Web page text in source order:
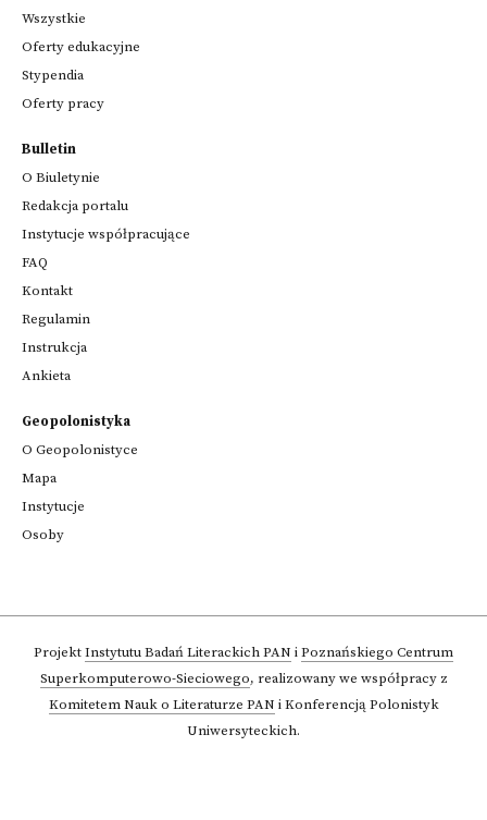
Wszystkie
Oferty edukacyjne
Stypendia
Oferty pracy
Bulletin
O Biuletynie
Redakcja portalu
Instytucje współpracujące
FAQ
Kontakt
Regulamin
Instrukcja
Ankieta
Geopolonistyka
O Geopolonistyce
Mapa
Instytucje
Osoby
ProjektInstytutu Badań Literackich PAN iPoznańskiego Centrum
Superkomputerowo-Sieciowego, realizowany we współpracy z
Komitetem Nauk o Literaturze PAN i Konferencją Polonistyk
Uniwersyteckich.